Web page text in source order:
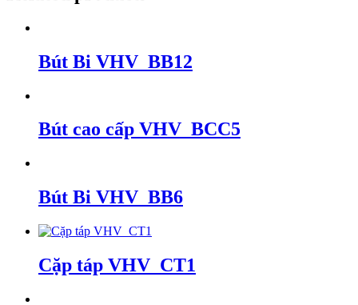
Bút Bi VHV_BB12
Bút cao cấp VHV_BCC5
Bút Bi VHV_BB6
Cặp táp VHV_CT1